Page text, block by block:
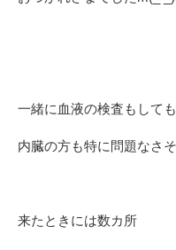
一緒に血液の検査もして
内臓の方も特に問題なさそ
来たときには数カ所